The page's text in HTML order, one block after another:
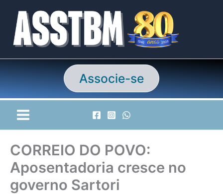
conteúdo
Associe-se
CORREIO DO POVO:
Aposentadoria cresce no
governo Sartori